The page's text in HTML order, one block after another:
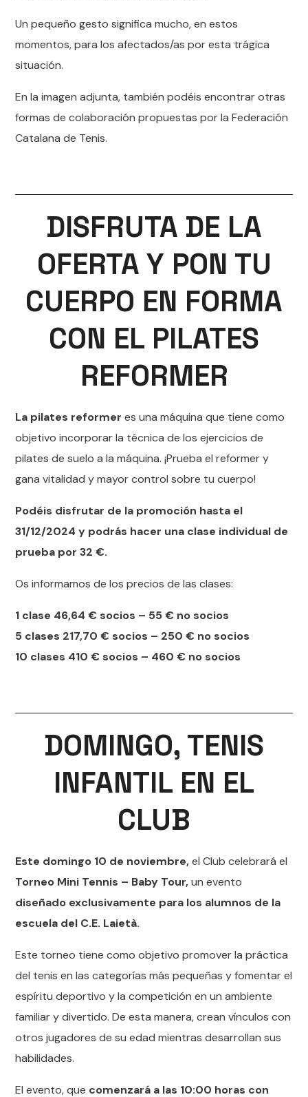
Un pequeño gesto significa mucho, en estos
momentos, para los afectados/as por esta trágica
situación.
En la imagen adjunta, también podéis encontrar otras
formas de colaboración propuestas por la Federación
Catalana de Tenis.
DISFRUTA DE LA
OFERTA Y PON TU
CUERPO EN FORMA
CON EL PILATES
REFORMER
La pilates reformer es una máquina que tiene como
objetivo incorporar la técnica de los ejercicios de
pilates de suelo a la máquina. ¡Prueba el reformer y
gana vitalidad y mayor control sobre tu cuerpo!
Podéis disfrutar de la promoción hasta el
31/12/2024 y podrás hacer una clase individual de
prueba por 32 €.
Os informamos de los precios de las clases:
1 clase 46,64 € socios – 55 € no socios
5 clases 217,70 € socios – 250 € no socios
10 clases 410 € socios – 460 € no socios
DOMINGO, TENIS
INFANTIL EN EL
CLUB
Este domingo 10 de noviembre,el Club celebrará el
Torneo Mini Tennis – Baby Tour,un evento
diseñado exclusivamente para los alumnos de la
escuela del C.E. Laietà.
Este torneo tiene como objetivo promover la práctica
del tenis en las categorías más pequeñas y fomentar el
espíritu deportivo y la competición en un ambiente
familiar y divertido. De esta manera, crean vínculos con
otros jugadores de su edad mientras desarrollan sus
habilidades.
El evento, que comenzará a las 10:00 horas con